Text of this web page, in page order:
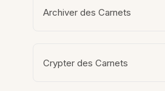
Archiver des Carnets
Crypter des Carnets